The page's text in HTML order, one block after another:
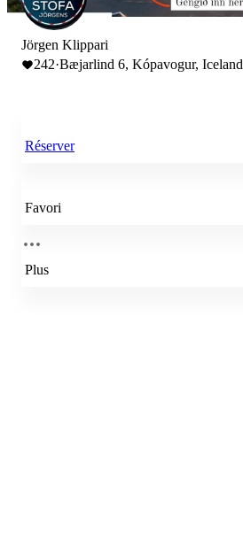
Jörgen Klippari
242·Bæjarlind 6, Kópavogur, Iceland
Réserver
Favori
Plus